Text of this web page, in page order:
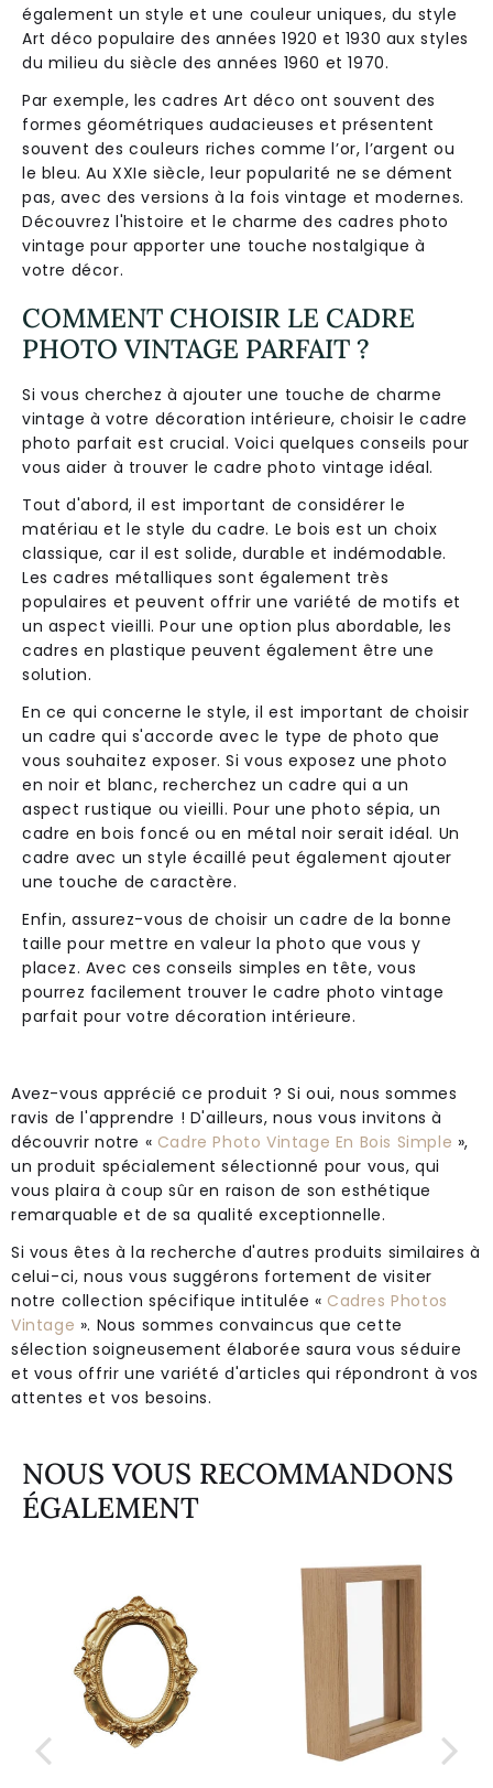
également un style et une couleur uniques, du style
Art déco populaire des années 1920 et 1930 aux styles
du milieu du siècle des années 1960 et 1970.
Par exemple, les cadres Art déco ont souvent des
formes géométriques audacieuses et présentent
souvent des couleurs riches comme l’or, l’argent ou
le bleu. Au XXIe siècle, leur popularité ne se dément
pas, avec des versions à la fois vintage et modernes.
Découvrez l'histoire et le charme des cadres photo
vintage pour apporter une touche nostalgique à
votre décor.
COMMENT CHOISIR LE CADRE
PHOTO VINTAGE PARFAIT ?
Si vous cherchez à ajouter une touche de charme
vintage à votre décoration intérieure, choisir le cadre
photo parfait est crucial. Voici quelques conseils pour
vous aider à trouver le cadre photo vintage idéal.
Tout d'abord, il est important de considérer le
matériau et le style du cadre. Le bois est un choix
classique, car il est solide, durable et indémodable.
Les cadres métalliques sont également très
populaires et peuvent offrir une variété de motifs et
un aspect vieilli. Pour une option plus abordable, les
cadres en plastique peuvent également être une
solution.
En ce qui concerne le style, il est important de choisir
un cadre qui s'accorde avec le type de photo que
vous souhaitez exposer. Si vous exposez une photo
en noir et blanc, recherchez un cadre qui a un
aspect rustique ou vieilli. Pour une photo sépia, un
cadre en bois foncé ou en métal noir serait idéal. Un
cadre avec un style écaillé peut également ajouter
une touche de caractère.
Enfin, assurez-vous de choisir un cadre de la bonne
taille pour mettre en valeur la photo que vous y
placez. Avec ces conseils simples en tête, vous
pourrez facilement trouver le cadre photo vintage
parfait pour votre décoration intérieure.
Avez-vous apprécié ce produit ? Si oui, nous sommes
ravis de l'apprendre ! D'ailleurs, nous vous invitons à
découvrir notre « Cadre Photo Vintage En Bois Simple »,
un produit spécialement sélectionné pour vous, qui
vous plaira à coup sûr en raison de son esthétique
remarquable et de sa qualité exceptionnelle.
Si vous êtes à la recherche d'autres produits similaires à
celui-ci, nous vous suggérons fortement de visiter
notre collection spécifique intitulée « Cadres Photos
Vintage ». Nous sommes convaincus que cette
sélection soigneusement élaborée saura vous séduire
et vous offrir une variété d'articles qui répondront à vos
attentes et vos besoins.
NOUS VOUS RECOMMANDONS
ÉGALEMENT